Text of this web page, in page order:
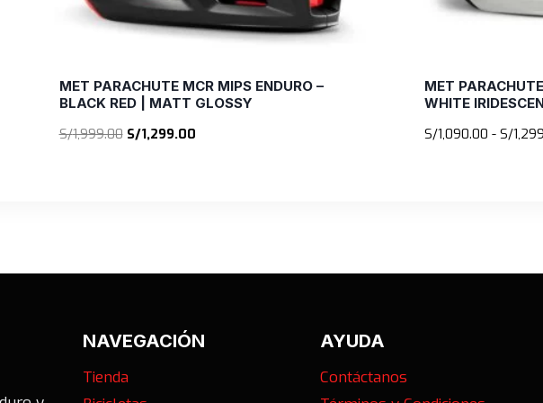
MET PARACHUTE MCR MIPS ENDURO –
BLACK RED | MATT GLOSSY
S/1,999.00 El
S/1,299.00El
MET
WHITE
S/1,090.00 - S/
NAVEGACIÓN
Tienda
AYUDA
Contáctanos